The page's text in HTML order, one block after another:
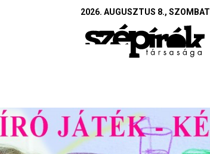
2026. AUGUSZTUS 8., SZOMBAT